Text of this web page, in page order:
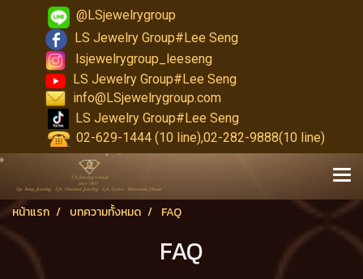
@LSjewelrygroup
LS Jewelry Group#Lee Seng
lsjewelrygroup_leeseng
LS Jewelry Group#Lee Seng
info@LSjewelrygroup.com
LS Jewelry Group#Lee Seng
02-629-1444 (10 line),02-282-9888(10 line)
หน้าแรก บทความทั้งหมด FAQ
FAQ